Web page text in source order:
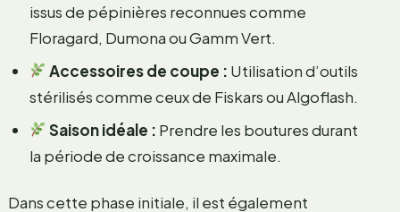
issus de pépinières reconnues comme
Floragard, Dumona ou Gamm Vert.
Accessoires de coupe : Utilisation d’outils
stérilisés comme ceux de Fiskars ou Algoflash.
Saison idéale : Prendre les boutures durant
la période de croissance maximale.
Dans cette phase initiale, il est également